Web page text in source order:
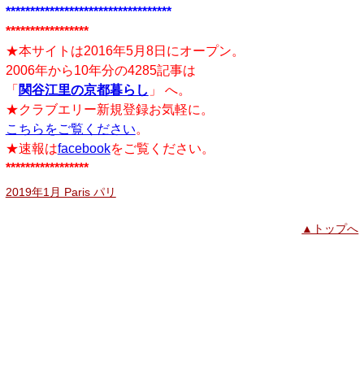
**********************************
*****************
★本サイトは2016年5月8日にオープン。
2006年から10年分の4285記事は
「 関谷江里の京都暮らし 」 へ。
★クラブエリー新規登録お気軽に。
こちらをご覧ください。
★速報はfacebookをご覧ください。
*****************
2019年1月 Paris パリ
▲トップへ